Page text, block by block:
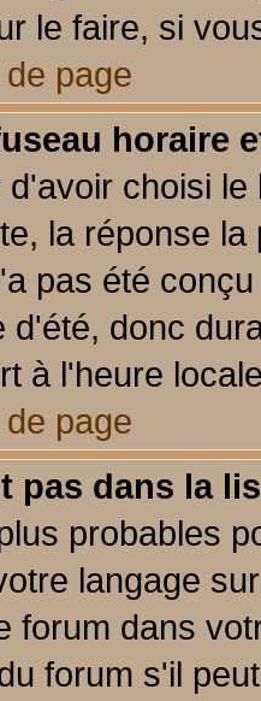
le faire, si
page
horaire
choisi
la réponse
pas été
d'été, donc
à l'heure
page
pas dans la
probables
langage
forum dans
forum s'il